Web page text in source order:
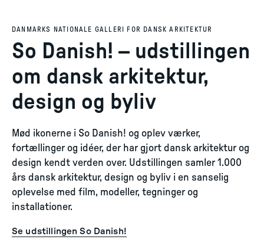
DANMARKS NATIONALE GALLERI FOR DANSK ARKITEKTUR
So Danish! – udstillingen
om dansk arkitektur,
design og byliv
Mød ikonerne i So Danish! og oplev værker,
fortællinger og idéer, der har gjort dansk arkitektur og
design kendt verden over. Udstillingen samler 1.000
års dansk arkitektur, design og byliv i en sanselig
oplevelse med film, modeller, tegninger og
installationer.
Se udstillingen So Danish!